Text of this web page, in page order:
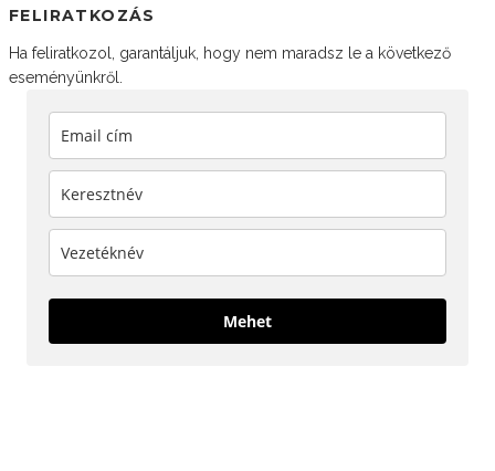
FELIRATKOZÁS
Ha feliratkozol, garantáljuk, hogy nem maradsz le a következő
eseményünkről.
Mehet